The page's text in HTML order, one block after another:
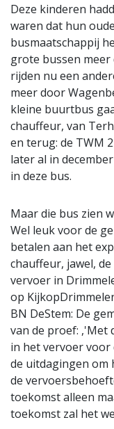
Deze kinderen
waren dat hun
busmaatschappij
grote bussen
rijden nu een
meer door
kleine buurtbus
chauffeur, van
en terug: de TWM
later al in
in deze bus.
Maar die bus zien
Wel leuk voor de
betalen aan het
chauffeur, jawel,
vervoer in
op
BN DeStem: De
van de proef: ,'Met
in het vervoer voor
de uitdagingen om
de
toekomst alleen
toekomst zal het